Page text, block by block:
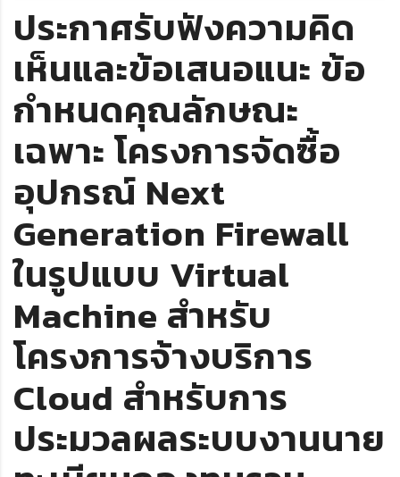
ประกาศรับฟังความคิด
เห็นและข้อเสนอแนะ ข้อ
กำหนดคุณลักษณะ
เฉพาะ โครงการจัดซื้อ
อุปกรณ์ Next
Generation Firewall
ในรูปแบบ Virtual
Machine สำหรับ
โครงการจ้างบริการ
Cloud สำหรับการ
ประมวลผลระบบงานนาย